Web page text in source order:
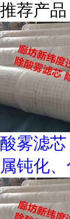
推荐产品
酸雾滤
属钝化